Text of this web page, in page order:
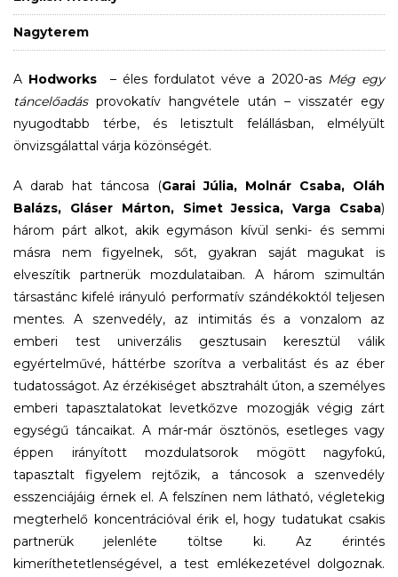
Nagyterem
A Hodworks – éles fordulatot véve a 2020-as Még egy
táncelőadásprovokatív hangvétele után – visszatér egy
nyugodtabb térbe, és letisztult felállásban, elmélyült
önvizsgálattal várja közönségét.
A darab hat táncosa (Garai Júlia, Molnár Csaba, Oláh
Balázs, Gláser Márton, Simet Jessica, Varga Csaba)
három párt alkot, akik egymáson kívül senki- és semmi
másra nem figyelnek, sőt, gyakran saját magukat is
elveszítik partnerük mozdulataiban. A három szimultán
társastánc kifelé irányuló performatív szándékoktól teljesen
mentes. A szenvedély, az intimitás és a vonzalom az
emberi test univerzális gesztusain keresztül válik
egyértelművé, háttérbe szorítva a verbalitást és az éber
tudatosságot. Az érzékiséget absztrahált úton, a személyes
emberi tapasztalatokat levetkőzve mozogják végig zárt
egységű táncaikat. A már-már ösztönös, esetleges vagy
éppen irányított mozdulatsorok mögött nagyfokú,
tapasztalt figyelem rejtőzik, a táncosok a szenvedély
esszenciájáig érnek el. A felszínen nem látható, végletekig
megterhelő koncentrációval érik el, hogy tudatukat csakis
partnerük jelenléte töltse ki. Az érintés
kimeríthetetlenségével, a test emlékezetével dolgoznak.